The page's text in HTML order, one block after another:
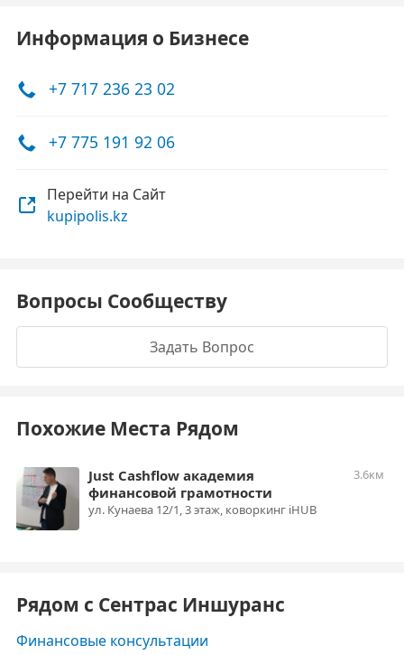
Информация о Бизнесе
+7 717 236 23 02
+7 775 191 92 06
Перейти на Сайт
kupipolis.kz
Вопросы Сообществу
Задать Вопрос
Похожие Места Рядом
Just Cashflow академия
финансовой грамотности
3.6км
ул. Кунаева 12/1, 3 этаж, коворкинг iHUB
Рядом с Сентрас Иншуранс
Финансовые консультации